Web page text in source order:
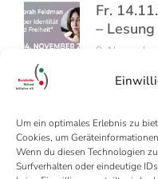
Um ein optimales Erlebnis zu
Cookies, um
Wenn du diesen Technologien
Surfverhalten oder eindeutige
Fr.
–
9.